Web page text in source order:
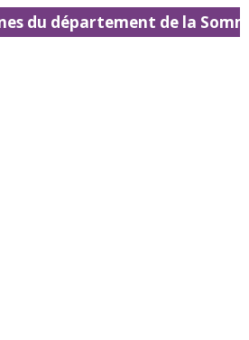
du département de la